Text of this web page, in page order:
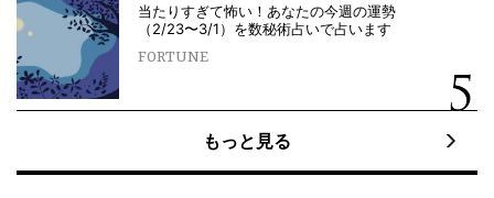
当たりすぎて怖い！あなたの今週の運勢
（2/23〜3/1）を数秘術占いで占います
FORTUNE
もっと見る